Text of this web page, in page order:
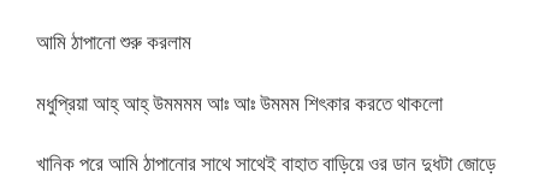
আমি ঠাপানো শুরু করলাম
মধুপ্রিয়া আহ্ আহ্ উমমমম আঃ আঃ উমমম শিৎকার করতে থাকলো
খানিক পরে আমি ঠাপানোর সাথে সাথেই বাহাত বাড়িয়ে ওর ডান দুধটা জোড়ে